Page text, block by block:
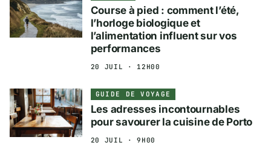
Course à pied : comment l’été,
l’horloge biologique et
l’alimentation influent sur vos
performances
20 JUIL · 12H00
GUIDE DE VOYAGE
Les adresses incontournables
pour savourer la cuisine de Porto
20 JUIL · 9H00